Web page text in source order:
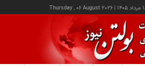
|
Thursday , 06 August 2026